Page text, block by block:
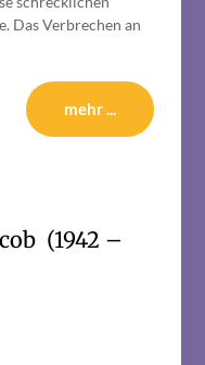
Das Verbrechen an
mehr ...
(1942 –